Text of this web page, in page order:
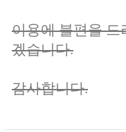
이용에 불편을 드
겠습니다.
감사합니다.